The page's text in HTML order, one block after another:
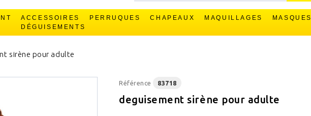
ACCESSOIRES
DÉGUISEMENTS
PERRUQUES CHAPEAUX MAQUILLAGES MASQUES
sirène pour adulte
Référence 83718
deguisement sirène pour adulte